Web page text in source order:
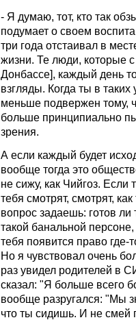
- Я думаю, тот, кто так
подумает о своем
три года отстаивал в
жизни. Те люди, которые
Донбассе], каждый день
взгляды. Когда ты в
меньше подвержен тому,
больше принципиально
зрения.
А если каждый будет
вообще тогда это
не сижу, как Чийгоз.
тебя смотрят, смотрят,
вопрос задаешь: готов ли
такой банальной персоне,
тебя появится право где-
Но я чувствовал очень
раз увидел родителей в
сказал: "Я больше всего
вообще разругался: "Мы
что ты сидишь. И не смей